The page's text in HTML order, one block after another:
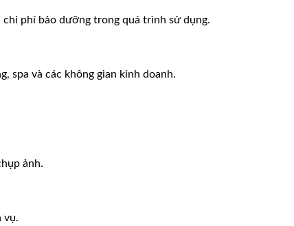
phí bảo dưỡng trong quá trình sử dụng.
spa và các không gian kinh doanh.
ảnh.
vụ.